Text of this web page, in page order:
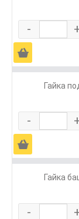
-
Ä
Гайка
-
Ä
Гайка
-